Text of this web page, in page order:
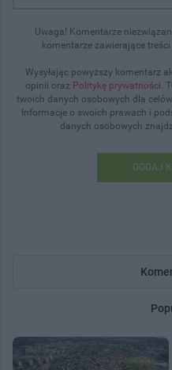
Uwaga! Komentarze
komentarze zawierające
Wysyłając powyższy komentarz
opinii oraz Politykę prywatności.
twoich danych osobowych dla
Informacje o swoich prawach i
danych osobowych
DODAJ